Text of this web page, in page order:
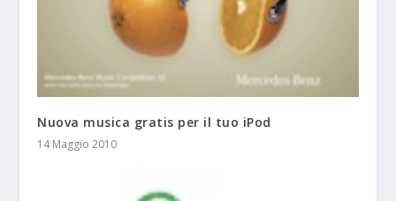
Nuova musica gratis per il tuo iPod
14 Maggio 2010